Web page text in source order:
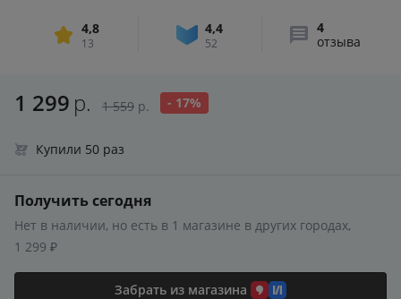
4,8
13
4,4
52
4
отзыва
1 299 р. 1 559 р. - 17%
Купили 50 раз
Получить сегодня
Нет в наличии, но есть в 1 магазине в других городах,
1 299 ₽
Забрать из магазина